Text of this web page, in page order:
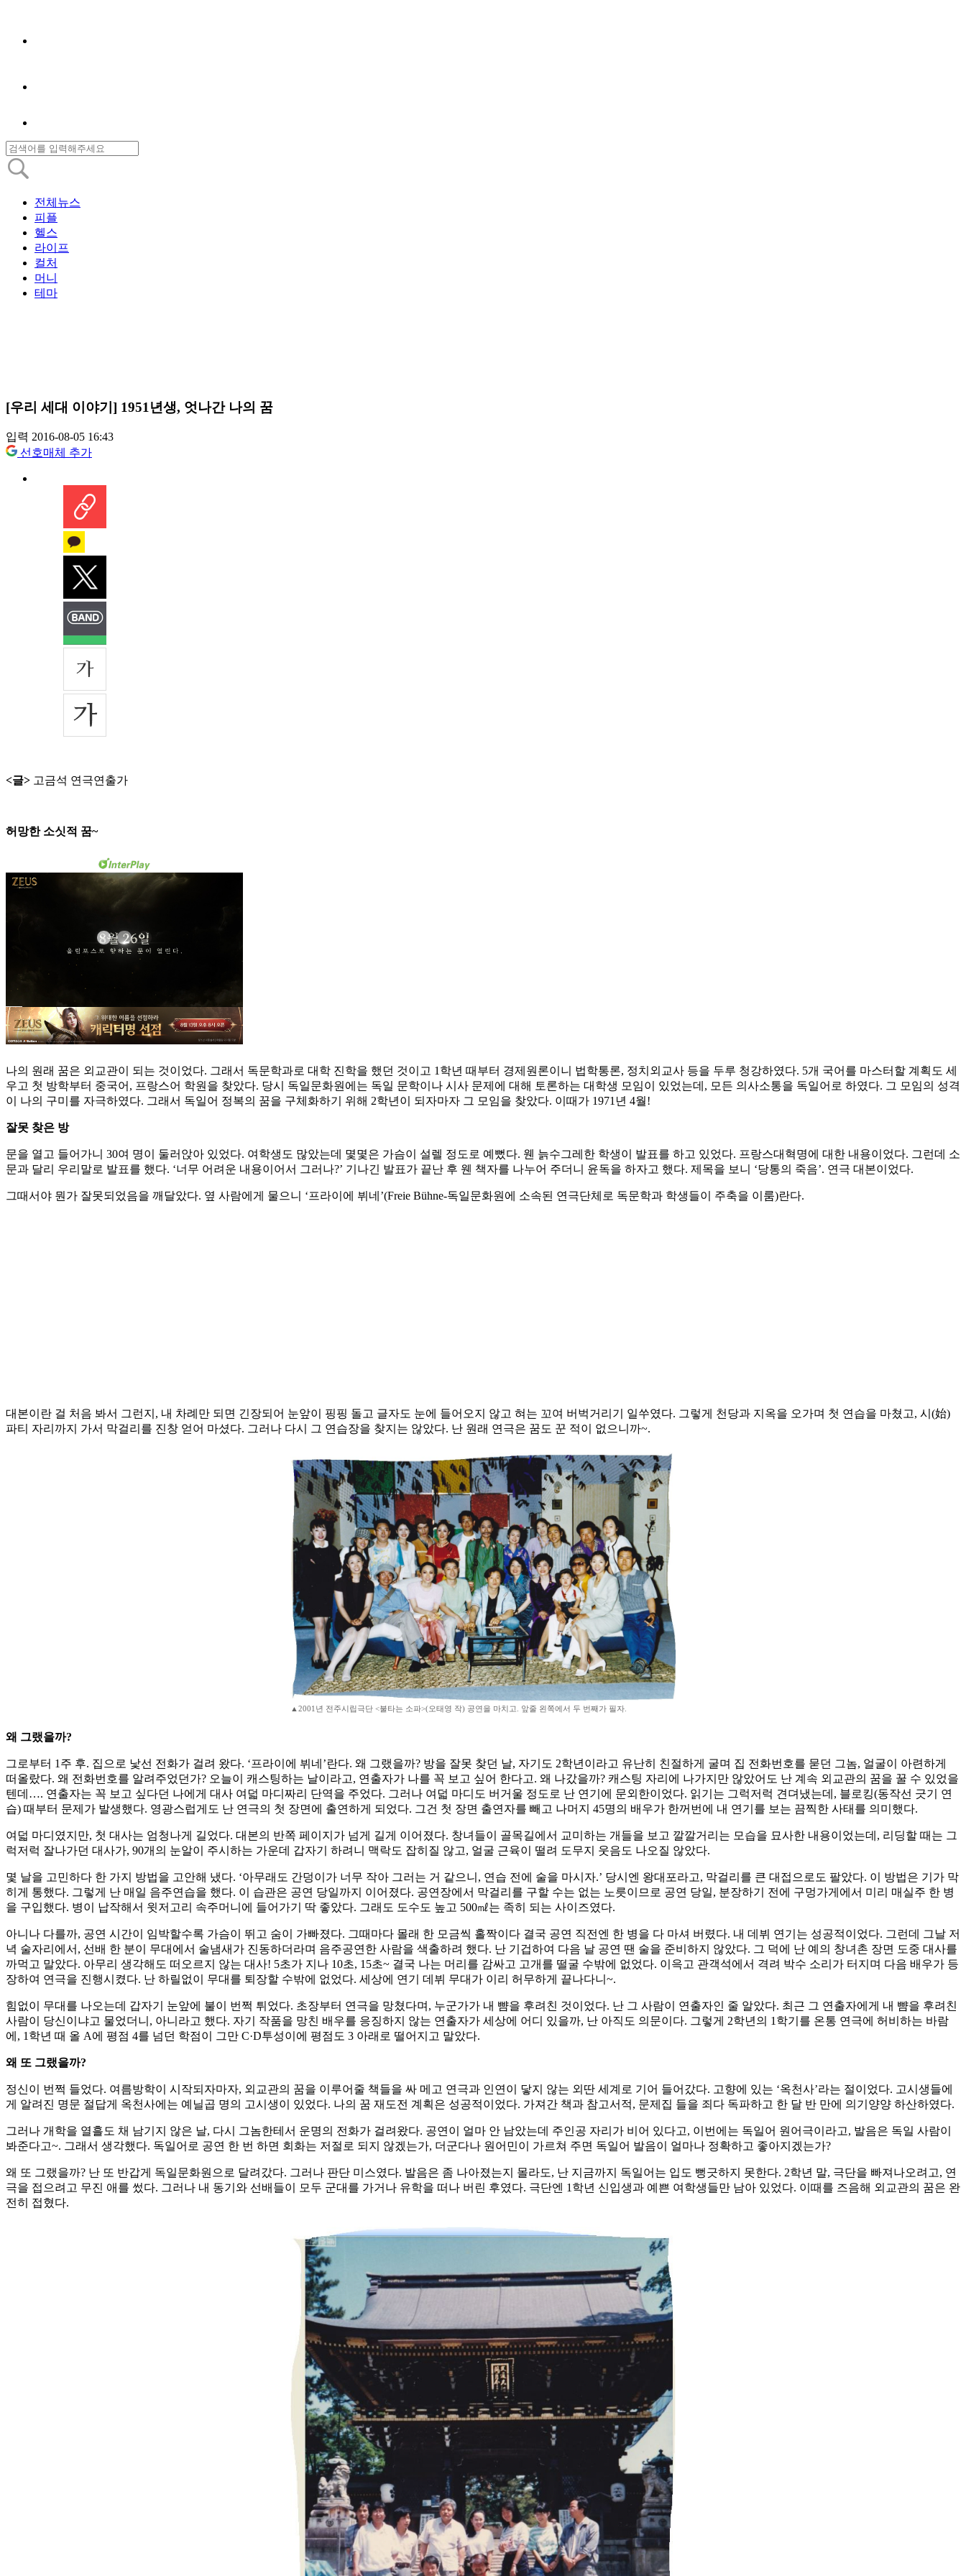
전체뉴스
피플
헬스
라이프
컬처
머니
테마
[우리 세대 이야기] 1951년생, 엇나간 나의 꿈
입력 2016-08-05 16:43
선호매체 추가
<글> 고금석 연극연출가
허망한 소싯적 꿈~
나의 원래 꿈은 외교관이 되는 것이었다. 그래서 독문학과로 대학 진학을 했던 것이고 1학년 때부터 경제원론이니 법학통론, 정치외교사 등을 두루 청강하였다. 5개 국어를 마스터할 계획도 세
우고 첫 방학부터 중국어, 프랑스어 학원을 찾았다. 당시 독일문화원에는 독일 문학이나 시사 문제에 대해 토론하는 대학생 모임이 있었는데, 모든 의사소통을 독일어로 하였다. 그 모임의 성격
이 나의 구미를 자극하였다. 그래서 독일어 정복의 꿈을 구체화하기 위해 2학년이 되자마자 그 모임을 찾았다. 이때가 1971년 4월!
잘못 찾은 방
문을 열고 들어가니 30여 명이 둘러앉아 있었다. 여학생도 많았는데 몇몇은 가슴이 설렐 정도로 예뻤다. 웬 늙수그레한 학생이 발표를 하고 있었다. 프랑스대혁명에 대한 내용이었다. 그런데 소
문과 달리 우리말로 발표를 했다. ‘너무 어려운 내용이어서 그러나?’ 기나긴 발표가 끝난 후 웬 책자를 나누어 주더니 윤독을 하자고 했다. 제목을 보니 ‘당통의 죽음’. 연극 대본이었다.
그때서야 뭔가 잘못되었음을 깨달았다. 옆 사람에게 물으니 ‘프라이에 뷔네’(Freie Bühne-독일문화원에 소속된 연극단체로 독문학과 학생들이 주축을 이룸)란다.
대본이란 걸 처음 봐서 그런지, 내 차례만 되면 긴장되어 눈앞이 핑핑 돌고 글자도 눈에 들어오지 않고 혀는 꼬여 버벅거리기 일쑤였다. 그렇게 천당과 지옥을 오가며 첫 연습을 마쳤고, 시(始)
파티 자리까지 가서 막걸리를 진창 얻어 마셨다. 그러나 다시 그 연습장을 찾지는 않았다. 난 원래 연극은 꿈도 꾼 적이 없으니까~.
▲2001년 전주시립극단 <불타는 소파>(오태영 작) 공연을 마치고. 앞줄 왼쪽에서 두 번째가 필자.
왜 그랬을까?
그로부터 1주 후. 집으로 낯선 전화가 걸려 왔다. ‘프라이에 뷔네’란다. 왜 그랬을까? 방을 잘못 찾던 날, 자기도 2학년이라고 유난히 친절하게 굴며 집 전화번호를 묻던 그놈, 얼굴이 아련하게
떠올랐다. 왜 전화번호를 알려주었던가? 오늘이 캐스팅하는 날이라고, 연출자가 나를 꼭 보고 싶어 한다고. 왜 나갔을까? 캐스팅 자리에 나가지만 않았어도 난 계속 외교관의 꿈을 꿀 수 있었을
텐데…. 연출자는 꼭 보고 싶다던 나에게 대사 여덟 마디짜리 단역을 주었다. 그러나 여덟 마디도 버거울 정도로 난 연기에 문외한이었다. 읽기는 그럭저럭 견뎌냈는데, 블로킹(동작선 긋기 연
습) 때부터 문제가 발생했다. 영광스럽게도 난 연극의 첫 장면에 출연하게 되었다. 그건 첫 장면 출연자를 빼고 나머지 45명의 배우가 한꺼번에 내 연기를 보는 끔찍한 사태를 의미했다.
여덟 마디였지만, 첫 대사는 엄청나게 길었다. 대본의 반쪽 페이지가 넘게 길게 이어졌다. 창녀들이 골목길에서 교미하는 개들을 보고 깔깔거리는 모습을 묘사한 내용이었는데, 리딩할 때는 그
럭저럭 잘나가던 대사가, 90개의 눈알이 주시하는 가운데 갑자기 하려니 맥락도 잡히질 않고, 얼굴 근육이 떨려 도무지 웃음도 나오질 않았다.
몇 날을 고민하다 한 가지 방법을 고안해 냈다. ‘아무래도 간덩이가 너무 작아 그러는 거 같으니, 연습 전에 술을 마시자.’ 당시엔 왕대포라고, 막걸리를 큰 대접으로도 팔았다. 이 방법은 기가 막
히게 통했다. 그렇게 난 매일 음주연습을 했다. 이 습관은 공연 당일까지 이어졌다. 공연장에서 막걸리를 구할 수는 없는 노릇이므로 공연 당일, 분장하기 전에 구멍가게에서 미리 매실주 한 병
을 구입했다. 병이 납작해서 윗저고리 속주머니에 들어가기 딱 좋았다. 그래도 도수도 높고 500㎖는 족히 되는 사이즈였다.
아니나 다를까, 공연 시간이 임박할수록 가슴이 뛰고 숨이 가빠졌다. 그때마다 몰래 한 모금씩 홀짝이다 결국 공연 직전엔 한 병을 다 마셔 버렸다. 내 데뷔 연기는 성공적이었다. 그런데 그날 저
녁 술자리에서, 선배 한 분이 무대에서 술냄새가 진동하더라며 음주공연한 사람을 색출하려 했다. 난 기겁하여 다음 날 공연 땐 술을 준비하지 않았다. 그 덕에 난 예의 창녀촌 장면 도중 대사를
까먹고 말았다. 아무리 생각해도 떠오르지 않는 대사! 5초가 지나 10초, 15초~ 결국 나는 머리를 감싸고 고개를 떨굴 수밖에 없었다. 이윽고 관객석에서 격려 박수 소리가 터지며 다음 배우가 등
장하여 연극을 진행시켰다. 난 하릴없이 무대를 퇴장할 수밖에 없었다. 세상에 연기 데뷔 무대가 이리 허무하게 끝나다니~.
힘없이 무대를 나오는데 갑자기 눈앞에 불이 번쩍 튀었다. 초장부터 연극을 망쳤다며, 누군가가 내 뺨을 후려친 것이었다. 난 그 사람이 연출자인 줄 알았다. 최근 그 연출자에게 내 뺨을 후려친
사람이 당신이냐고 물었더니, 아니라고 했다. 자기 작품을 망친 배우를 응징하지 않는 연출자가 세상에 어디 있을까, 난 아직도 의문이다. 그렇게 2학년의 1학기를 온통 연극에 허비하는 바람
에, 1학년 때 올 A에 평점 4를 넘던 학점이 그만 C·D투성이에 평점도 3 아래로 떨어지고 말았다.
왜 또 그랬을까?
정신이 번쩍 들었다. 여름방학이 시작되자마자, 외교관의 꿈을 이루어줄 책들을 싸 메고 연극과 인연이 닿지 않는 외딴 세계로 기어 들어갔다. 고향에 있는 ‘옥천사’라는 절이었다. 고시생들에
게 알려진 명문 절답게 옥천사에는 예닐곱 명의 고시생이 있었다. 나의 꿈 재도전 계획은 성공적이었다. 가져간 책과 참고서적, 문제집 들을 죄다 독파하고 한 달 반 만에 의기양양 하산하였다.
그러나 개학을 열흘도 채 남기지 않은 날, 다시 그놈한테서 운명의 전화가 걸려왔다. 공연이 얼마 안 남았는데 주인공 자리가 비어 있다고, 이번에는 독일어 원어극이라고, 발음은 독일 사람이
봐준다고~. 그래서 생각했다. 독일어로 공연 한 번 하면 회화는 저절로 되지 않겠는가, 더군다나 원어민이 가르쳐 주면 독일어 발음이 얼마나 정확하고 좋아지겠는가?
왜 또 그랬을까? 난 또 반갑게 독일문화원으로 달려갔다. 그러나 판단 미스였다. 발음은 좀 나아졌는지 몰라도, 난 지금까지 독일어는 입도 뻥긋하지 못한다. 2학년 말, 극단을 빠져나오려고, 연
극을 접으려고 무진 애를 썼다. 그러나 내 동기와 선배들이 모두 군대를 가거나 유학을 떠나 버린 후였다. 극단엔 1학년 신입생과 예쁜 여학생들만 남아 있었다. 이때를 즈음해 외교관의 꿈은 완
전히 접혔다.